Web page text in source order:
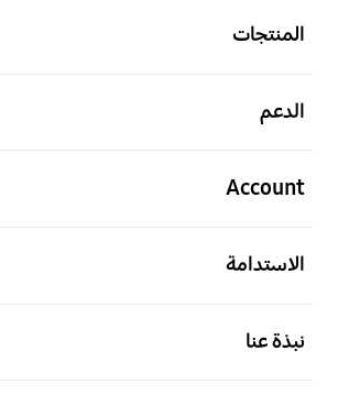
المنتجات
الدعم
Account
الاستدامة
نبذة عنا